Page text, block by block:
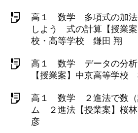
高１ 数学 多項式の加法
しよう 式の計算【授業
校・高等学校 鎌田 翔
高１ 数学 データの分
【授業案】中京高等学校
高１ 数学 ２進法で数（
ム ２進法【授業案】桜
彦